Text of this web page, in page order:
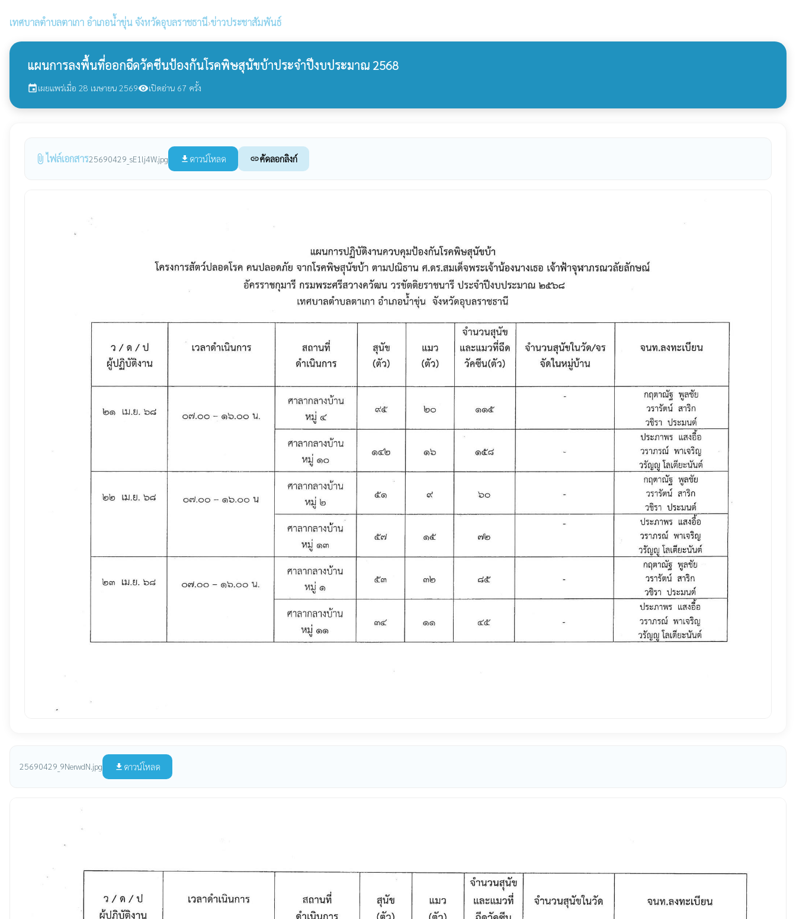
เทศบาลตำบลตาเกา อำเภอน้ำขุ่น จังหวัดอุบลราชธานี›ข่าวประชาสัมพันธ์
แผนการลงพื้นที่ออกฉีดวัคซีนป้องกันโรคพิษสุนัขบ้าประจำปีงบประมาณ 2568
eventเผยแพร่เมื่อ 28 เมษายน 2569visibilityเปิดอ่าน 67 ครั้ง
attach_file ไฟล์เอกสาร25690429_sE1lj4W.jpg file_download ดาวน์โหลด linkคัดลอกลิงก์
25690429_9NerwdN.jpg file_download ดาวน์โหลด